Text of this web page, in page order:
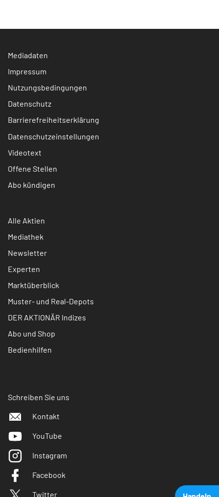
Mediadaten
Impressum
Nutzungsbedingungen
Datenschutz
Barrierefreiheitserklärung
Datenschutzeinstellungen
Videotext
Offene Stellen
Abo kündigen
Alle Aktien
Mediathek
Newsletter
Experten
Marktüberblick
Muster- und Real-Depots
DER AKTIONÄR Indizes
Abo und Shop
Bedienhilfen
Schreiben Sie uns
Kontakt
YouTube
Instagram
Facebook
Twitter